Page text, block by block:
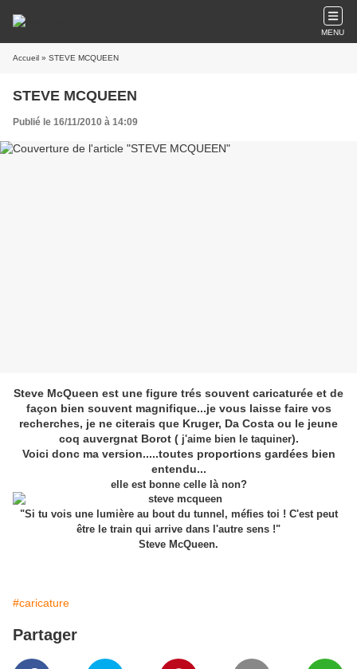
MENU
Accueil » STEVE MCQUEEN
STEVE MCQUEEN
Publié le 16/11/2010 à 14:09
Steve McQueen est une figure trés souvent caricaturée et de
façon bien souvent magnifique...je vous laisse faire vos
recherches, je ne citerais que Kruger, Da Costa ou le jeune
coq auvergnat Borot ( j'aime bien le taquiner).
Voici donc ma version.....toutes proportions gardées bien
entendu...
elle est bonne celle là non?
"Si tu vois une lumière au bout du tunnel, méfies toi ! C'est peut
être le train qui arrive dans l'autre sens !"
Steve McQueen.
#caricature
Partager